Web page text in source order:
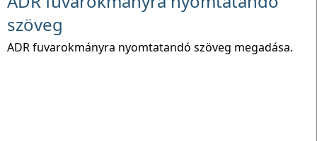
szöveg
ADR fuvarokmányra nyomtatandó szöveg megadása.